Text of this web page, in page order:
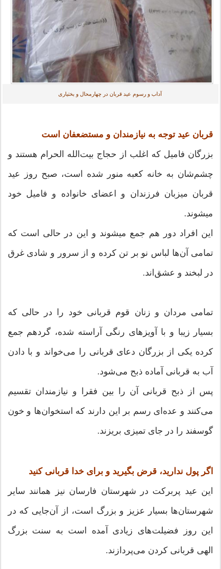
آداب و رسوم عید قربان در چهارمحال و بختیاری
قربان عید توجه به نیازمندان و مستضعفان است
بزرگان فامیل که اغلب از حجاج بیت‌الله الحرام هستند و
چشم‌شان به خانه کعبه منور شده است، صبح روز عید
قربان میزبان فرزندان و اعضای خانواده و فامیل خود
می‎شوند.
این افراد دور هم جمع می‎شوند و این در حالی است که
تمامی آن‌ها لباس نو بر تن کرده و از سرور و شادی غرق
در لبخند و عشق‌اند.
تمامی مردان و زنان قوم قربانی خود را در حالی که
بسیار زیبا و با آویزهای رنگی آراسته‌ شده، گردهم جمع
کرده یکی از بزرگان دعای قربانی را می‌خواند و با دادن
آب به قربانی آماده ذبح می‌شود.
پس از ذبح قربانی آن را بین فقرا و نیازمندان تقسیم
می‌کنند و عده‌ای رسم بر این دارند که استخوان‌ها و خون
گوسفند را در جای تمیزی بریزند.
اگر پول ندارید، قرض بگیرید و برای خدا قربانی کنید
این عید پربرکت در شهرستان فارسان نیز همانند سایر
شهرستان‌ها بسیار عزیز و بزرگ است، از آن‌جایی که در
این روز فضیلت‌های زیادی آمده است به سنت بزرگ
الهی قربانی کردن می‌پردازند.